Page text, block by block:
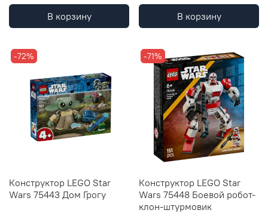
В корзину В корзину
-72%
Конструктор LEGO Star
Wars 75443 Дом Грогу
-71%
Конструктор LEGO Star
Wars 75448 Боевой робот-
клон-штурмовик